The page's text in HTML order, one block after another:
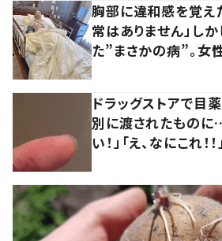
胸部に違和感を覚え
常はありません」し
た”まさかの病”。女
ドラッグストアで目
別に渡されたもの
い！」「え、なにこれ！！」